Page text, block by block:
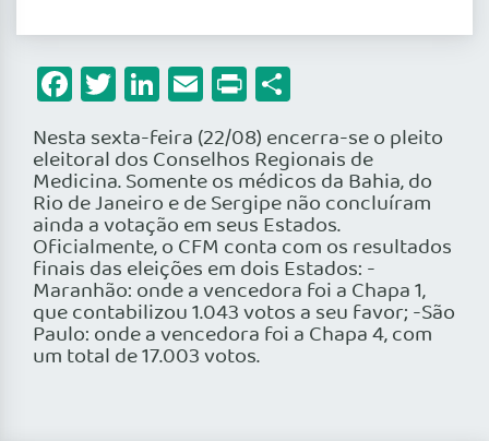
Facebook
Twitter
LinkedIn
Email
Print
Nesta sexta-feira (22/08) encerra-se o pleito
eleitoral dos Conselhos Regionais de
Medicina. Somente os médicos da Bahia, do
Rio de Janeiro e de Sergipe não concluíram
ainda a votação em seus Estados.
Oficialmente, o CFM conta com os resultados
finais das eleições em dois Estados: -
Maranhão: onde a vencedora foi a Chapa 1,
que contabilizou 1.043 votos a seu favor; -São
Paulo: onde a vencedora foi a Chapa 4, com
um total de 17.003 votos.